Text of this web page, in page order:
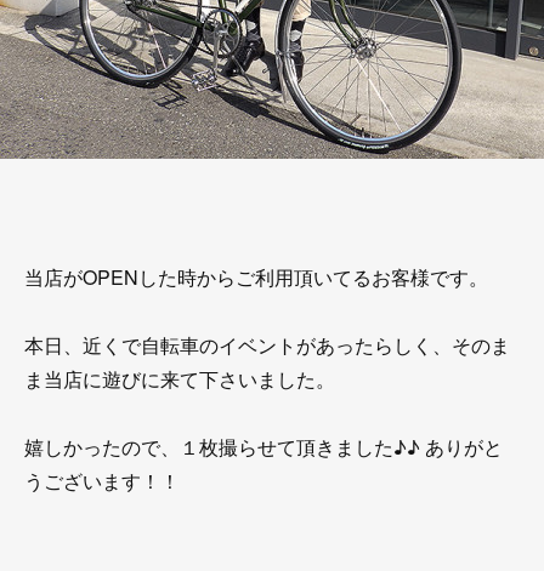
当店がOPENした時からご利用頂いてるお客様です。
本日、近くで自転車のイベントがあったらしく、そのま
ま当店に遊びに来て下さいました。
嬉しかったので、１枚撮らせて頂きました♪♪ ありがと
うございます！！